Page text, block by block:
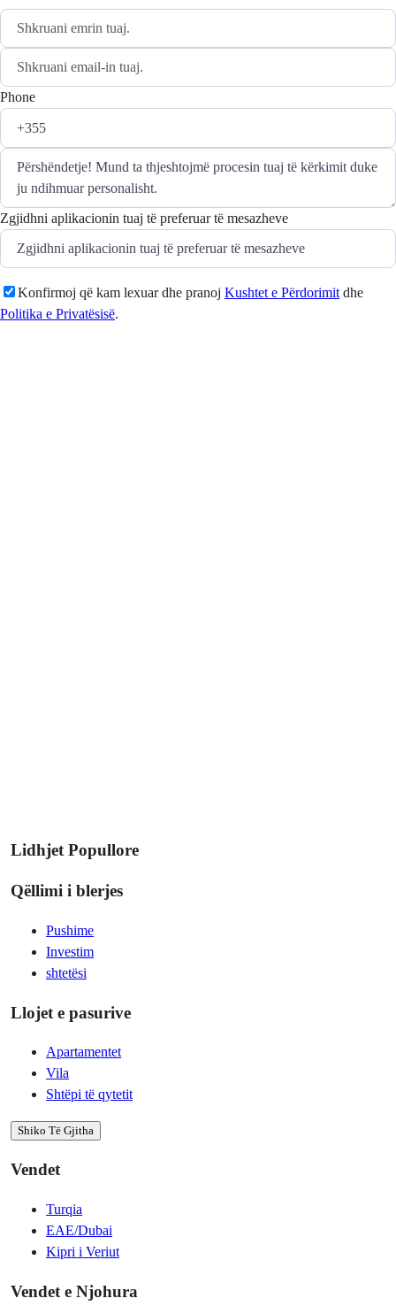
Phone
Zgjidhni aplikacionin tuaj të preferuar të mesazheve
Konfirmoj që kam lexuar dhe pranoj Kushtet e Përdorimitdhe
Politika e Privatësisë.
Lidhjet Popullore
Qëllimi i blerjes
Pushime
Investim
shtetësi
Llojet e pasurive
Apartamentet
Vila
Shtëpi të qytetit
Shiko Të Gjitha
Vendet
Turqia
EAE/Dubai
Kipri i Veriut
Vendet e Njohura